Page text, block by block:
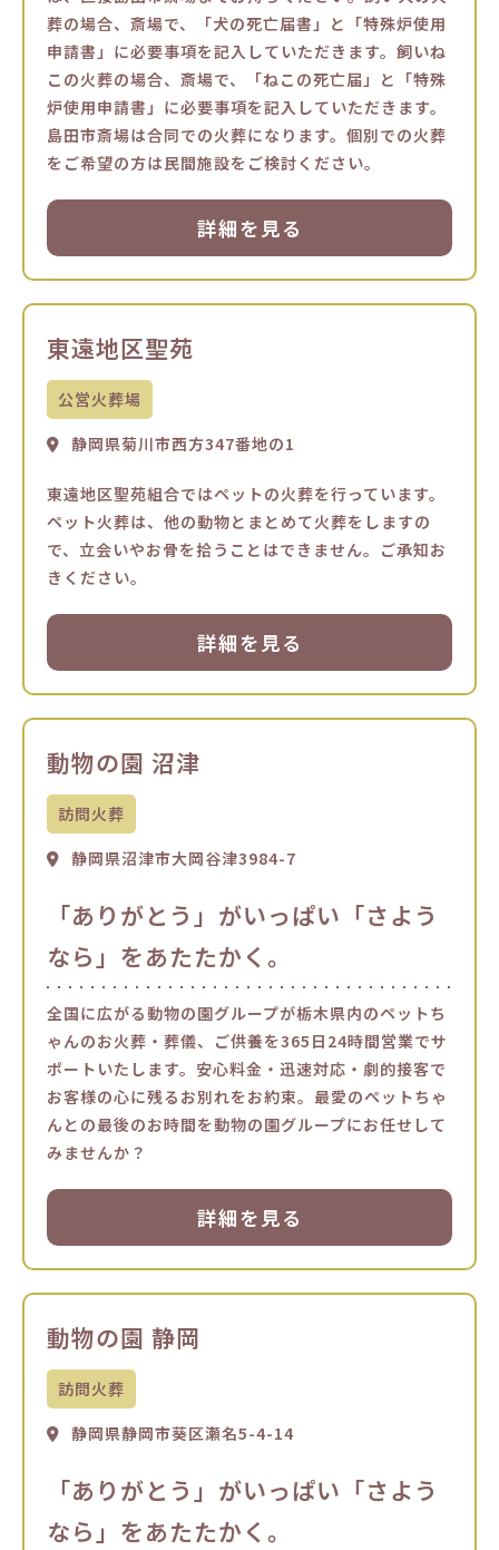
葬の場合、斎場で、「犬の死亡届書」と「特殊炉使用
申請書」に必要事項を記入していただきます。飼いね
この火葬の場合、斎場で、「ねこの死亡届」と「特殊
炉使用申請書」に必要事項を記入していただきます。
島田市斎場は合同での火葬になります。個別での火葬
をご希望の方は民間施設をご検討ください。
詳細を見る
東遠地区聖苑
公営火葬場
静岡県菊川市西方347番地の1
東遠地区聖苑組合ではペットの火葬を行っています。
ペット火葬は、他の動物とまとめて火葬をしますの
で、立会いやお骨を拾うことはできません。ご承知お
きください。
詳細を見る
動物の園 沼津
訪問火葬
静岡県沼津市大岡谷津3984-7
「ありがとう」がいっぱい「さよう
なら」をあたたかく。
全国に広がる動物の園グループが栃木県内のペットち
ゃんのお火葬・葬儀、ご供養を365日24時間営業でサ
ポートいたします。安心料金・迅速対応・劇的接客で
お客様の心に残るお別れをお約束。最愛のペットちゃ
んとの最後のお時間を動物の園グループにお任せして
みませんか？
詳細を見る
動物の園 静岡
訪問火葬
静岡県静岡市葵区瀬名5-4-14
「ありがとう」がいっぱい「さよう
なら」をあたたかく。